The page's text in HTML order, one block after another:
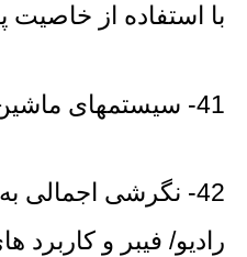
با استفاده از خاصیت
41- سیستمهای ماشین بینایی استریو
42- نگرشی
رادیو/ فیبر و